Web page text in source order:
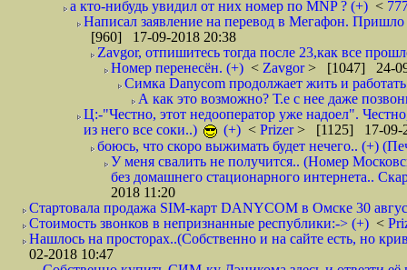
а кто-нибудь увидил от них номер по MNP ? (+) <
Написал заявление на перевод в Мегафон.
[960] 17-09-2018 20:38
Zavgor, отпишитесь тогда после 23,как все
Номер перенесён. (+) < Zavgor> [1047] 24-
Симка Danycom продолжает жить и
А как это возможно? Т.е с нее даже
Ц:-"Честно, этот недооператор уже надоел".
из него все соки..)
(+) < Prizer> [1125] 17-09-
боюсь, что скоро выжимать будет нечего.. (+)
У меня свалить не получится.. (Номер
без домашнего стационарного интернета..
2018 11:20
Стартовала продажа SIM-карт DANYCOM в Омске 30
Стоимость звонков в непризнанные республики:-> (+) <
Нашлось на просторах..(Собственно и на сайте есть, но
02-2018 10:47